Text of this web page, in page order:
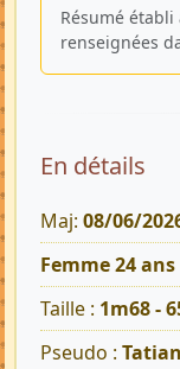
Résumé
renseignées
En détails
Maj: 08/06/
Femme 24 ans
Taille : 1m68 -
Pseudo :